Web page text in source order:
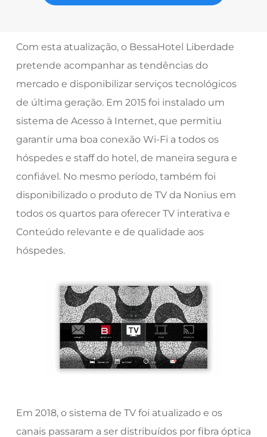
Com esta atualização, o BessaHotel Liberdade
pretende acompanhar as tendências do
mercado e disponibilizar serviços tecnológicos
de última geração. Em 2015 foi instalado um
sistema de Acesso à Internet, que permitiu
garantir uma boa conexão Wi-Fi a todos os
hóspedes e staff do hotel, de maneira segura e
confiável. No mesmo período, também foi
disponibilizado o produto de TV da Nonius em
todos os quartos para oferecer TV interativa e
Conteúdo relevante e de qualidade aos
hóspedes.
Em 2018, o sistema de TV foi atualizado e os
canais passaram a ser distribuídos por fibra óptica